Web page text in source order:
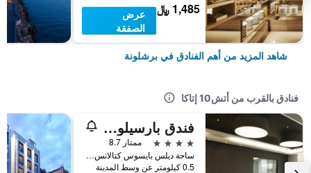
1,485 ﷼
عرض
الصفقة
شاهد المزيد من أهم الفنادق في برشلونة
فنادق بالقرب من أتش10 إتاكا
فندق بارسيلو سانتس
4 نجوم
ممتاز 8.7
ساحة ديلس بايسوس كتالانس, برشلونة, أسبانيا
0.5 كيلومتر عن وسط المدينة